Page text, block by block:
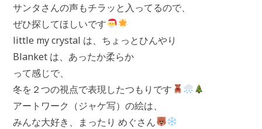
サンタさんの声もチラッと入ってるので、
ぜひ探してほしいです
little my crystal は、ちょっとひんやり
Blanket は、あったか柔らか
って感じで、
冬を２つの視点で表現したつもりです
アートワーク（ジャケ写）の絵は、
みんな大好き、まったり めぐさん